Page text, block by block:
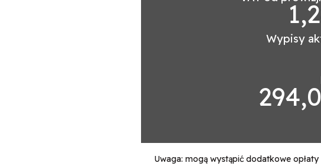
Wypisy
Uwaga: mogą wystąpić dodatkowe